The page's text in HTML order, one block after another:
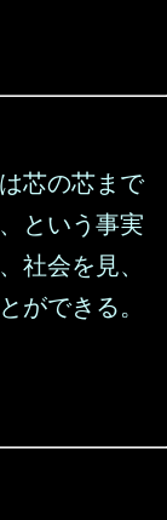
芯の芯まで
という事実
社会を見、
ができる。